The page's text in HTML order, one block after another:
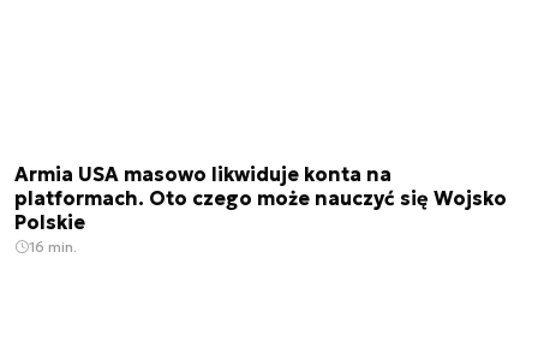
Armia USA masowo likwiduje konta na
platformach. Oto czego może nauczyć się Wojsko
Polskie
16 min.